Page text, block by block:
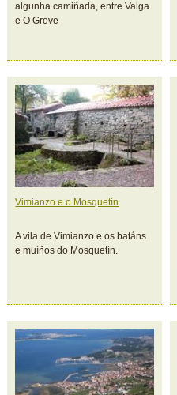
algunha camiñada, entre Valga
e O Grove
Vimianzo e o Mosquetín
A vila de Vimianzo e os batáns
e muíños do Mosquetín.